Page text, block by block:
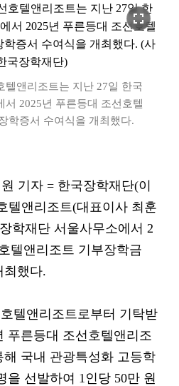
fullscreen
텔앤리조트는 지난 27일 한국
서 2025년 푸른등대 조선호텔
학증서 수여식을 개최했다.
기자 = 한국장학재단(이
텔앤리조트(대표이사 최훈
학재단 서울사무소에서 2
텔앤리조트 기부장학금
최했다.
텔앤리조트로부터 기탁받
푸른등대 조선호텔앤리조
국내 관광특성화 고등학
을 선발하여 1인당 50만 원